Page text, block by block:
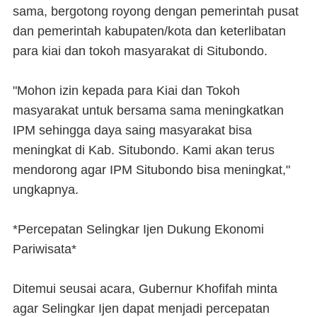
sama, bergotong royong dengan pemerintah pusat
dan pemerintah kabupaten/kota dan keterlibatan
para kiai dan tokoh masyarakat di Situbondo.
"Mohon izin kepada para Kiai dan Tokoh
masyarakat untuk bersama sama meningkatkan
IPM sehingga daya saing masyarakat bisa
meningkat di Kab. Situbondo. Kami akan terus
mendorong agar IPM Situbondo bisa meningkat,"
ungkapnya.
*Percepatan Selingkar Ijen Dukung Ekonomi
Pariwisata*
Ditemui seusai acara, Gubernur Khofifah minta
agar Selingkar Ijen dapat menjadi percepatan